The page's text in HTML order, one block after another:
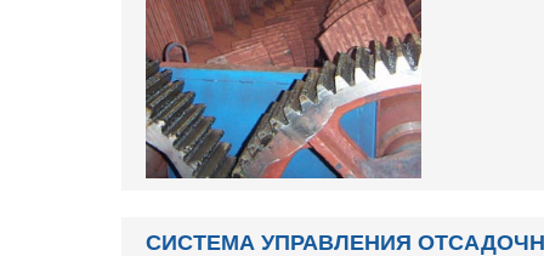
СИСТЕМА УПРАВЛЕНИЯ